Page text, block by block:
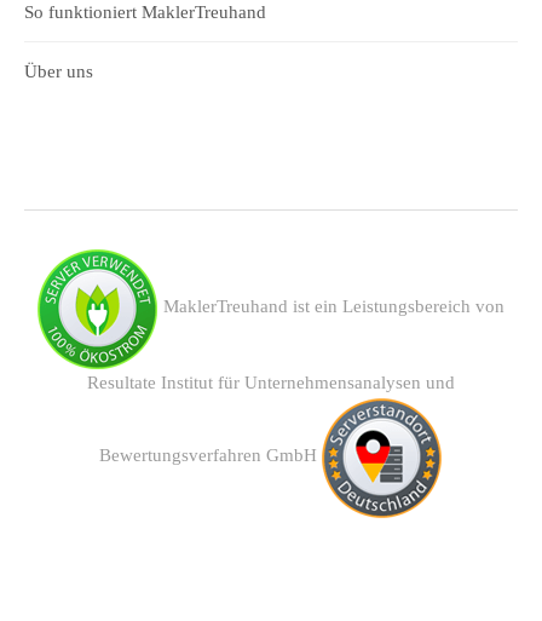
So funktioniert MaklerTreuhand
Über uns
MaklerTreuhand ist ein Leistungsbereich von
Resultate Institut für Unternehmensanalysen und
Bewertungsverfahren GmbH